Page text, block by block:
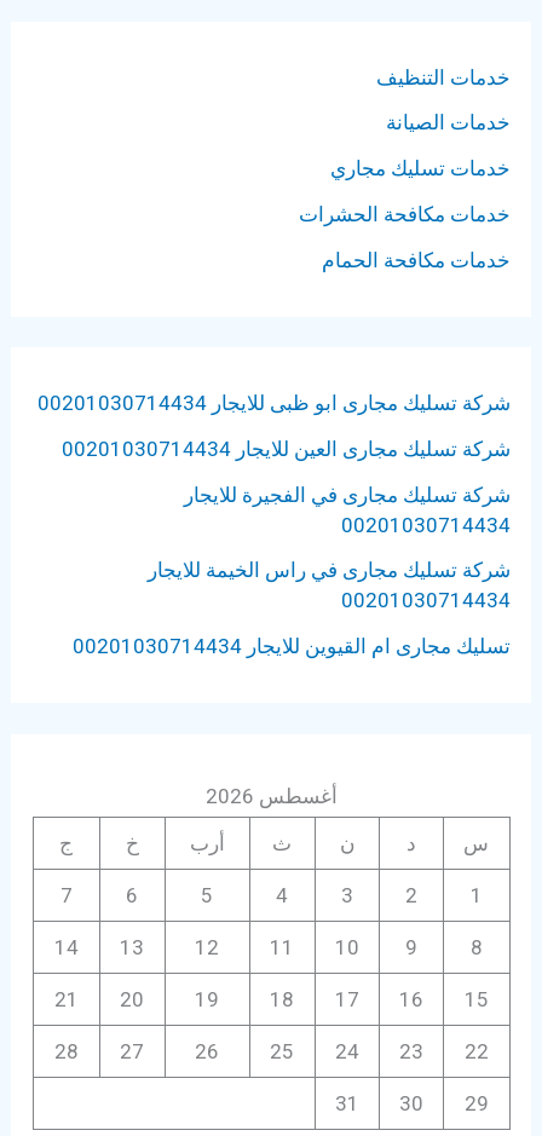
خدمات التنظيف
خدمات الصيانة
خدمات تسليك مجاري
خدمات مكافحة الحشرات
خدمات مكافحة الحمام
شركة تسليك مجارى ابو ظبى للايجار 00201030714434
شركة تسليك مجارى العين للايجار 00201030714434
شركة تسليك مجارى في الفجيرة للايجار
00201030714434
شركة تسليك مجارى في راس الخيمة للايجار
00201030714434
تسليك مجارى ام القيوين للايجار 00201030714434
أغسطس 2026
س
د ن ث أرب خ ج
1
2
3
4
5
6
7
8
9
10
11
12
13
14
15
16
17
18
19
20
21
22
23
24
25
26
27
28
29
30
31